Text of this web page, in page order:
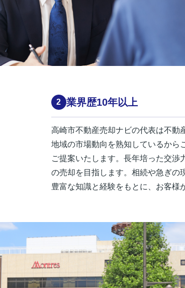
業界歴10年以上
高崎市不動産売却ナビの代表は不動
地域の市場動向を熟知しているから
ご提案いたします。長年培った交
の売却を目指します。相続や急ぎの
豊富な知識と経験をもとに、お客様